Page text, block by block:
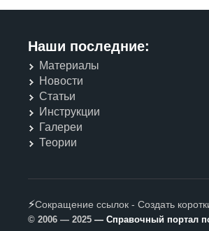
Наши последние:
Материалы
Новости
Статьи
Инструкции
Галереи
Теории
⚡Сокращение ссылок - Создать
© 2006 — 2025 — Справочный портал